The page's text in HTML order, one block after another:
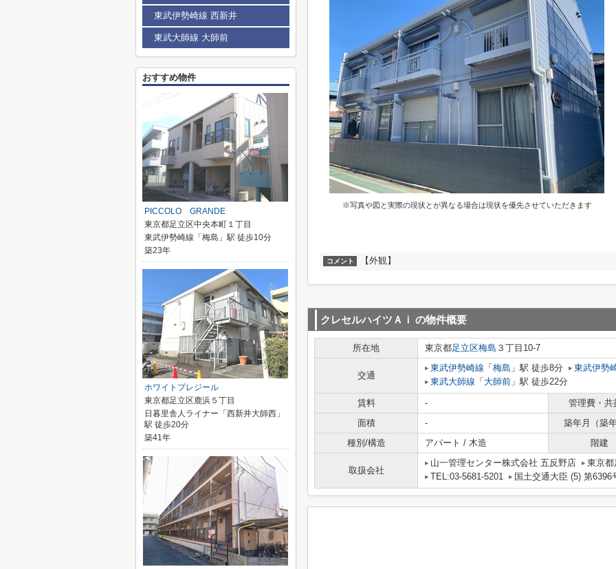
※写真や図と実際の現状とが異なる場合は現状を優先させていただきます
コメント 【外観】
クレセルハイツＡｉ の物件概要
所在地 東京都足立区梅島 ３丁目10-7
交通
東武伊勢崎線 「 梅島 」駅 徒歩8分
東武伊勢
東武大師線 「 大師前 」駅 徒歩22分
賃料 -
管理費・共
面積
-
築年月（築
種別/構造
アパート / 木造 階建
取扱会社
山一管理センター株式会社 五反野店
東京
TEL:03-5681-5201
国土交通大臣 (5) 第6396
東武伊勢崎線 西新井
東武大師線 大師前
おすすめ物件
PICCOLO GRANDE
東京都足立区中央本町１丁目
東武伊勢崎線「梅島」駅 徒歩10分
築23年
ホワイトプレジール
東京都足立区鹿浜５丁目
日暮里舎人ライナー「西新井大師西」
駅 徒歩20分
築41年